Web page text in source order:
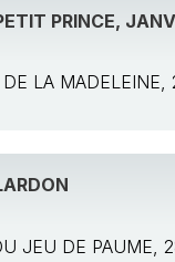
PRINCE,
LA
JEU DE PAUME,